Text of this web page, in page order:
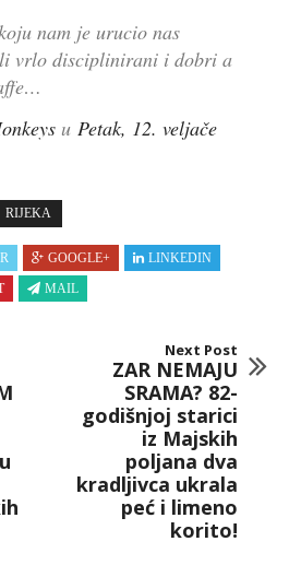
nam je urucio nas
vrlo disciplinirani i dobri a
u Petak, 12. veljače
RIJEKA
GOOGLE+
LINKEDIN
MAIL
Next Post
ZAR NEMAJU
SRAMA? 82-
godišnjoj starici
iz Majskih
poljana dva
kradljivca ukrala
peć i limeno
korito!